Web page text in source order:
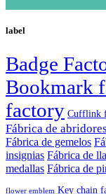
label
Badge
Bookmark
factory Cufflink
Fábrica de
Fábrica de gemelos
insignias Fábrica de
medallas Fábrica de
flower emblem Key chain